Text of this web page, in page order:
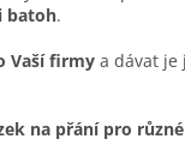
batoh.
Vaší firmy a dávat je
na přání pro